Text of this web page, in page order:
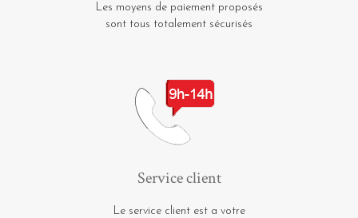
Les moyens de paiement proposés
sont tous totalement sécurisés
Service client
Le service client est a votre